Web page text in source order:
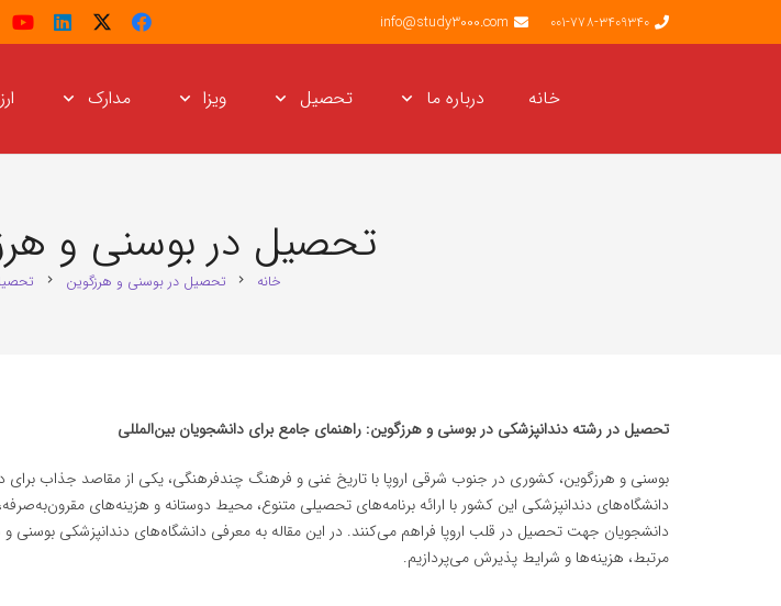
001-778-3409340
info@study3000.com
خانه درباره ما تحصیل ویزا مدارک
تحصیل در بوسنی و
خانه chevron_right تحصیل در بوسنی و هرزگوین chevron_right
تحصیل در رشته دندانپزشکی در بوسنی و هرزگوین: راهنمای جامع برای دانشجویان بین‌المللی
بوسنی و هرزگوین، کشوری در جنوب شرقی اروپا با تاریخ غنی و فرهنگ چندفرهنگی، یکی از مقاصد جذاب برای
دانشگاه‌های دندانپزشکی این کشور با ارائه برنامه‌های تحصیلی متنوع، محیط دوستانه و هزینه‌های
دانشجویان جهت تحصیل در قلب اروپا فراهم می‌کنند. در این مقاله به معرفی دانشگاه‌های دندانپزشکی بوسنی
مرتبط، هزینه‌ها و شرایط پذیرش می‌پردازیم.